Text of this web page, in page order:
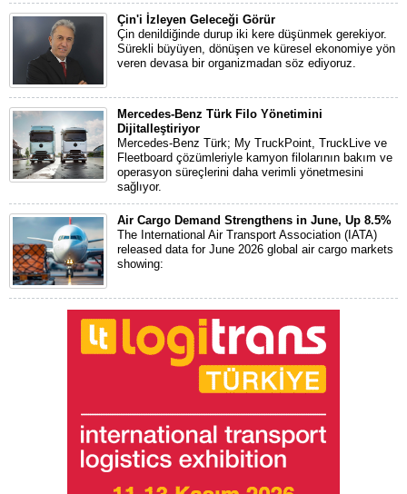
Çin'i İzleyen Geleceği Görür
Çin denildiğinde durup iki kere düşünmek gerekiyor.
Sürekli büyüyen, dönüşen ve küresel ekonomiye yön
veren devasa bir organizmadan söz ediyoruz.
Mercedes-Benz Türk Filo Yönetimini
Dijitalleştiriyor
Mercedes-Benz Türk; My TruckPoint, TruckLive ve
Fleetboard çözümleriyle kamyon filolarının bakım ve
operasyon süreçlerini daha verimli yönetmesini
sağlıyor.
Air Cargo Demand Strengthens in June, Up 8.5%
The International Air Transport Association (IATA)
released data for June 2026 global air cargo markets
showing: